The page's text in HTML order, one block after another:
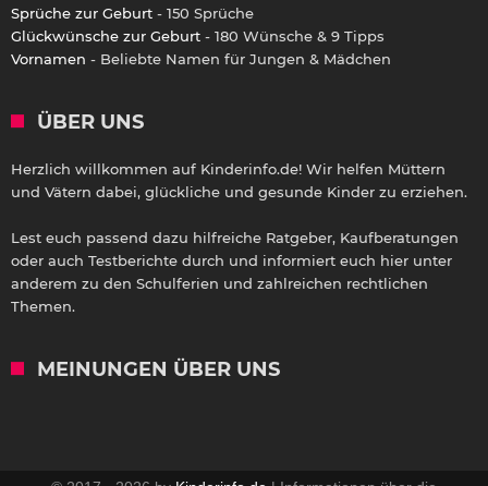
Sprüche zur Geburt - 150 Sprüche
Glückwünsche zur Geburt - 180 Wünsche & 9 Tipps
Vornamen - Beliebte Namen für Jungen & Mädchen
ÜBER UNS
Herzlich willkommen auf Kinderinfo.de! Wir helfen Müttern
und Vätern dabei, glückliche und gesunde Kinder zu erziehen.
Lest euch passend dazu hilfreiche Ratgeber, Kaufberatungen
oder auch Testberichte durch und informiert euch hier unter
anderem zu den Schulferien und zahlreichen rechtlichen
Themen.
MEINUNGEN ÜBER UNS